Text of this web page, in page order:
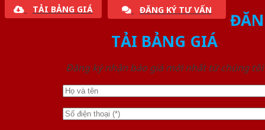
TẢI BẢNG GIÁ ĐĂNG KÝ TƯ VẤN
TẢI BẢNG GIÁ
Đăng ký nhận báo giá mới nhất từ chúng tôi